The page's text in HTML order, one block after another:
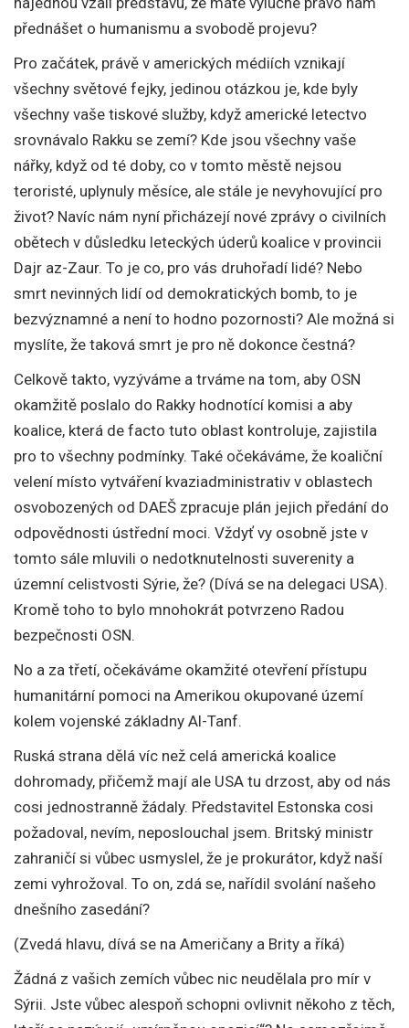
přednášet o humanismu a svobodě projevu?
Pro začátek, právě v amerických médiích vznikají
všechny světové fejky, jedinou otázkou je, kde byly
všechny vaše tiskové služby, když americké letectvo
srovnávalo Rakku se zemí? Kde jsou všechny vaše
nářky, když od té doby, co v tomto městě nejsou
teroristé, uplynuly měsíce, ale stále je nevyhovující pro
život? Navíc nám nyní přicházejí nové zprávy o civilních
obětech v důsledku leteckých úderů koalice v provincii
Dajr az-Zaur. To je co, pro vás druhořadí lidé? Nebo
smrt nevinných lidí od demokratických bomb, to je
bezvýznamné a není to hodno pozornosti? Ale možná si
myslíte, že taková smrt je pro ně dokonce čestná?
Celkově takto, vyzýváme a trváme na tom, aby OSN
okamžitě poslalo do Rakky hodnotící komisi a aby
koalice, která de facto tuto oblast kontroluje, zajistila
pro to všechny podmínky. Také očekáváme, že koaliční
velení místo vytváření kvaziadministrativ v oblastech
osvobozených od DAEŠ zpracuje plán jejich předání do
odpovědnosti ústřední moci. Vždyť vy osobně jste v
tomto sále mluvili o nedotknutelnosti suverenity a
územní celistvosti Sýrie, že? (Dívá se na delegaci USA).
Kromě toho to bylo mnohokrát potvrzeno Radou
bezpečnosti OSN.
No a za třetí, očekáváme okamžité otevření přístupu
humanitární pomoci na Amerikou okupované území
kolem vojenské základny Al-Tanf.
Ruská strana dělá víc než celá americká koalice
dohromady, přičemž mají ale USA tu drzost, aby od nás
cosi jednostranně žádaly. Představitel Estonska cosi
požadoval, nevím, neposlouchal jsem. Britský ministr
zahraničí si vůbec usmyslel, že je prokurátor, když naší
zemi vyhrožoval. To on, zdá se, nařídil svolání našeho
dnešního zasedání?
(Zvedá hlavu, dívá se na Američany a Brity a říká)
Žádná z vašich zemích vůbec nic neudělala pro mír v
Sýrii. Jste vůbec alespoň schopni ovlivnit někoho z těch,